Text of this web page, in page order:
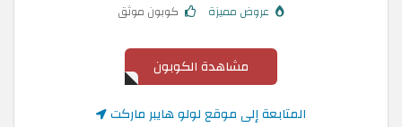
عروض مميزة كوبون موثق
مشاهدة الكوبون
المتابعة إلى موقع لولو هايبر ماركت